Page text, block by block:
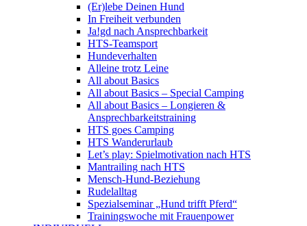
(Er)lebe Deinen Hund
In Freiheit verbunden
Ja!gd nach Ansprechbarkeit
HTS-Teamsport
Hundeverhalten
Alleine trotz Leine
All about Basics
All about Basics – Special Camping
All about Basics – Longieren &
Ansprechbarkeitstraining
HTS goes Camping
HTS Wanderurlaub
Let’s play: Spielmotivation nach HTS
Mantrailing nach HTS
Mensch-Hund-Beziehung
Rudelalltag
Spezialseminar „Hund trifft Pferd“
Trainingswoche mit Frauenpower